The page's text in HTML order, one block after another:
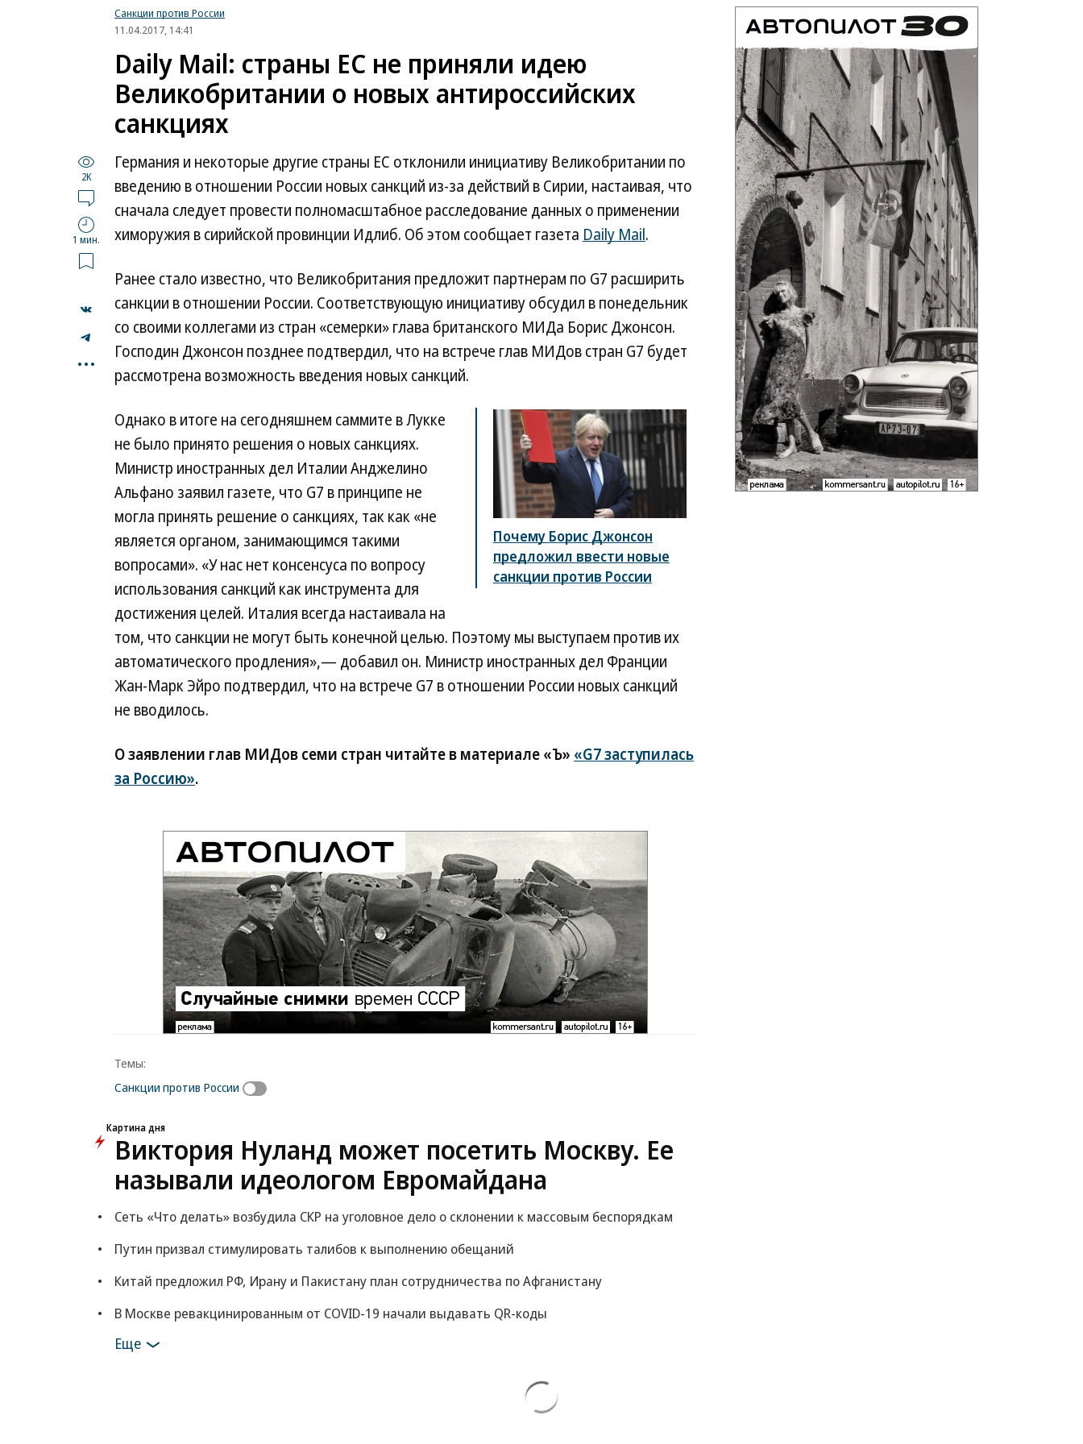
Санкции против России
11.04.2017, 14:41
Daily Mail: страны ЕС не приняли идею
Великобритании о новых антироссийских
санкциях
2K
1 мин.
...
Германия и некоторые другие страны ЕС отклонили инициативу Великобритании по
введению в отношении России новых санкций из-за действий в Сирии, настаивая, что
сначала следует провести полномасштабное расследование данных о применении
химоружия в сирийской провинции Идлиб. Об этом сообщает газета Daily Mail.
Ранее стало известно, что Великобритания предложит партнерам по G7 расширить
санкции в отношении России. Соответствующую инициативу обсудил в понедельник
со своими коллегами из стран «семерки» глава британского МИДа Борис Джонсон.
Господин Джонсон позднее подтвердил, что на встрече глав МИДов стран G7 будет
рассмотрена возможность введения новых санкций.
Почему Борис Джонсон
предложил ввести новые
санкции против России
Однако в итоге на сегодняшнем саммите в Лукке
не было принято решения о новых санкциях.
Министр иностранных дел Италии Анджелино
Альфано заявил газете, что G7 в принципе не
могла принять решение о санкциях, так как «не
является органом, занимающимся такими
вопросами». «У нас нет консенсуса по вопросу
использования санкций как инструмента для
достижения целей. Италия всегда настаивала на
том, что санкции не могут быть конечной целью. Поэтому мы выступаем против их
автоматического продления»,— добавил он. Министр иностранных дел Франции
Жан-Марк Эйро подтвердил, что на встрече G7 в отношении России новых санкций
не вводилось.
О заявлении глав МИДов семи стран читайте в материале «Ъ» «G7 заступилась
за Россию».
Темы:
Санкции против России
Картина дня
Виктория Нуланд может посетить Москву. Ее
называли идеологом Евромайдана
Сеть «Что делать» возбудила СКР на уголовное дело о склонении к массовым беспорядкам
Путин призвал стимулировать талибов к выполнению обещаний
Китай предложил РФ, Ирану и Пакистану план сотрудничества по Афганистану
В Москве ревакцинированным от COVID-19 начали выдавать QR-коды
Еще